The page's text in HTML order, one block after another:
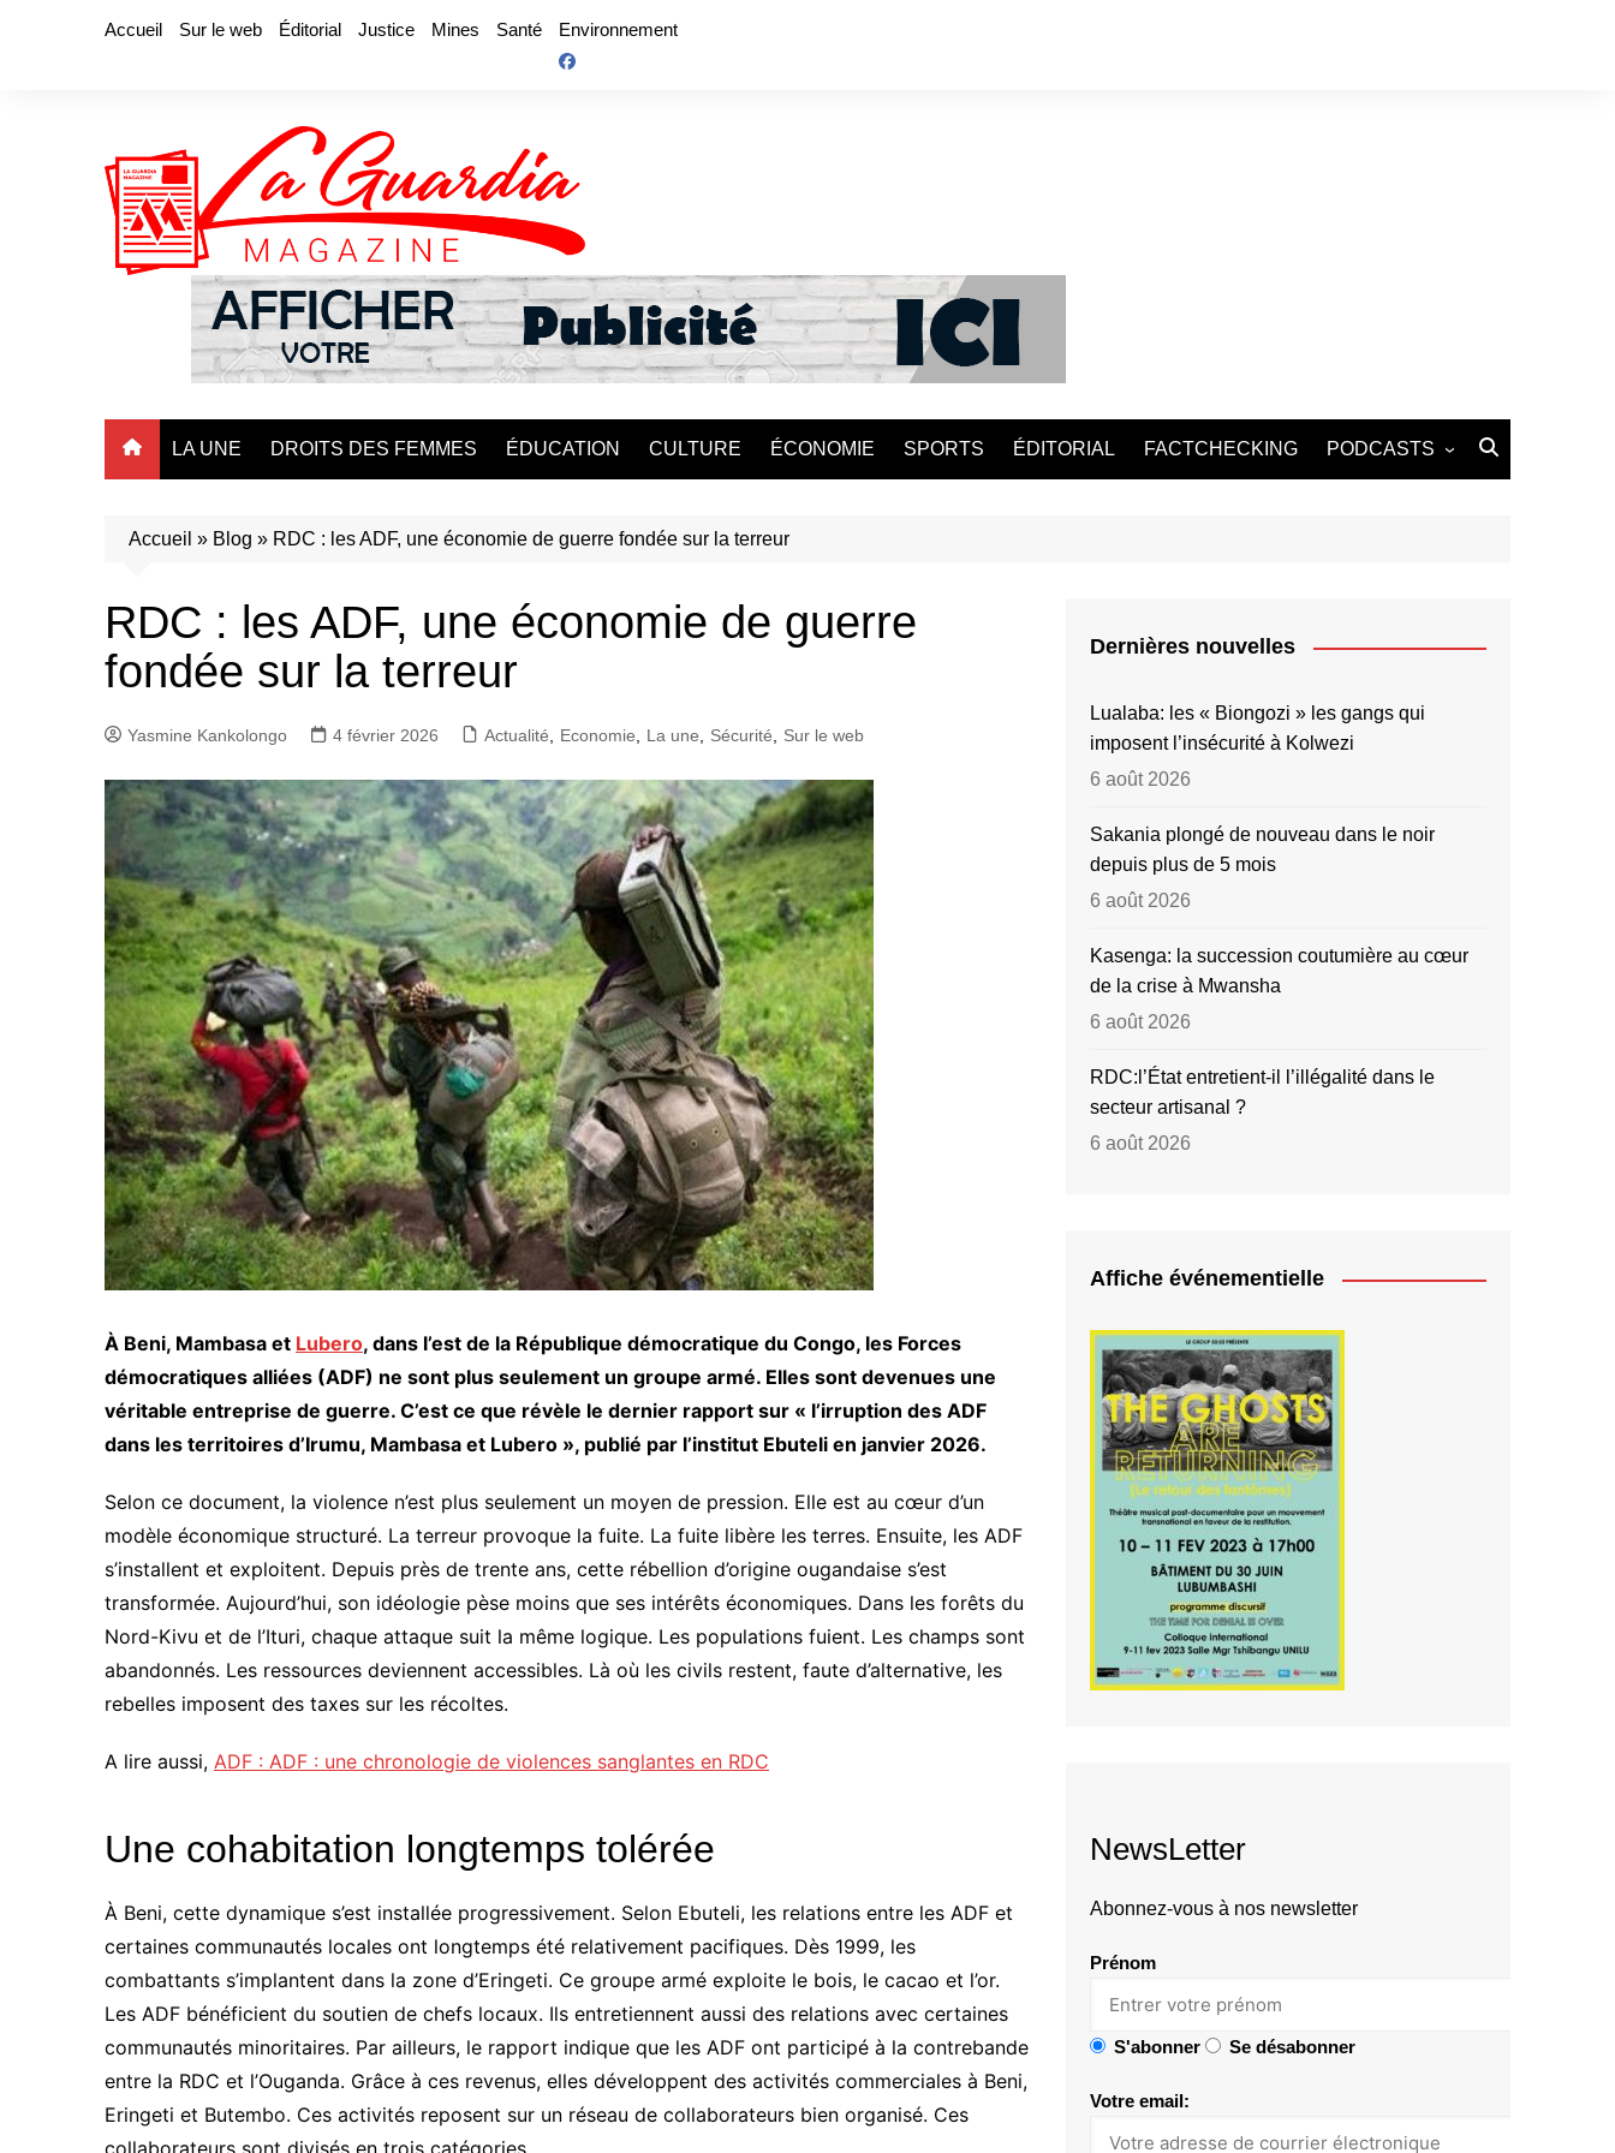
Accueil Sur le web Éditorial Justice Mines Santé Environnement
LA UNE DROITS DES FEMMES ÉDUCATION CULTURE ÉCONOMIE SPORTS ÉDITORIAL FACTCHECKING PODCASTS
Accueil » Blog » RDC : les ADF, une économie de guerre fondée sur la terreur
RDC : les ADF, une économie de guerre
fondée sur la terreur
Yasmine Kankolongo 4 février 2026 Actualité, Economie, La une, Sécurité, Sur le web
À Beni, Mambasa et Lubero, dans l’est de la République démocratique du Congo, les Forces
démocratiques alliées (ADF) ne sont plus seulement un groupe armé. Elles sont devenues une
véritable entreprise de guerre. C’est ce que révèle le dernier rapport sur « l’irruption des ADF
dans les territoires d’Irumu, Mambasa et Lubero », publié par l’institut Ebuteli en janvier 2026.
Selon ce document, la violence n’est plus seulement un moyen de pression. Elle est au cœur d’un
modèle économique structuré. La terreur provoque la fuite. La fuite libère les terres. Ensuite, les ADF
s’installent et exploitent. Depuis près de trente ans, cette rébellion d’origine ougandaise s’est
transformée. Aujourd’hui, son idéologie pèse moins que ses intérêts économiques. Dans les forêts du
Nord-Kivu et de l’Ituri, chaque attaque suit la même logique. Les populations fuient. Les champs sont
abandonnés. Les ressources deviennent accessibles. Là où les civils restent, faute d’alternative, les
rebelles imposent des taxes sur les récoltes.
A lire aussi, ADF : ADF : une chronologie de violences sanglantes en RDC
Une cohabitation longtemps tolérée
À Beni, cette dynamique s’est installée progressivement. Selon Ebuteli, les relations entre les ADF et
certaines communautés locales ont longtemps été relativement pacifiques. Dès 1999, les
combattants s’implantent dans la zone d’Eringeti. Ce groupe armé exploite le bois, le cacao et l’or.
Les ADF bénéficient du soutien de chefs locaux. Ils entretiennent aussi des relations avec certaines
communautés minoritaires. Par ailleurs, le rapport indique que les ADF ont participé à la contrebande
entre la RDC et l’Ouganda. Grâce à ces revenus, elles développent des activités commerciales à Beni,
Eringeti et Butembo. Ces activités reposent sur un réseau de collaborateurs bien organisé. Ces
Dernières nouvelles
Lualaba: les « Biongozi » les gangs qui
imposent l’insécurité à Kolwezi
6 août 2026
Sakania plongé de nouveau dans le noir
depuis plus de 5 mois
6 août 2026
Kasenga: la succession coutumière au cœur
de la crise à Mwansha
6 août 2026
RDC:l’État entretient-il l’illégalité dans le
secteur artisanal ?
6 août 2026
Affiche événementielle
NewsLetter
Abonnez-vous à nos newsletter
Prénom
S'abonner Se désabonner
Votre email: